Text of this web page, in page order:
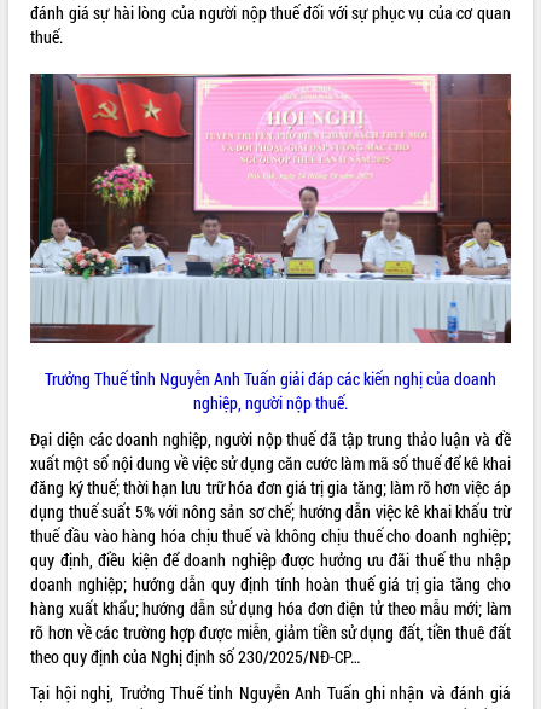
Hội thảo khoa học “Giải pháp thúc đẩy
Đắk Lắk”
Tăng cường giám sát, đôn đốc thực
hiện nhiệm vụ quản lý tài sản công
hàng tuần
Tháo gỡ những vướng mắc, đẩy mạnh
công tác cải cách thủ tục hành chính
tại Trung tâm Phục vụ hành chính
công tỉnh
Đắk Lắk: Tôn vinh 46 giải pháp tại Hội
thi Sáng tạo Kỹ thuật 2024 - 2025
Đắk Lắk rà soát, điều chỉnh Đề án 190
về phát triển nuôi trồng thủy sản
Phó Chủ tịch UBND tỉnh Đắk Lắk
Trương Công Thái kiểm tra thực địa
Dự án cao tốc Khánh Hòa - Buôn Ma
Thuột
Định vị cà phê Việt Nam như một “di
sản sống” trong dòng chảy toàn cầu
Xây dựng nông thôn mới: Nâng cao đời
sống người dân từ những mô hình thiết
thực
Quyết liệt tháo gỡ vướng mắc, đẩy
nhanh tiến độ các dự án trọng điểm
trong Khu kinh tế Nam Phú Yên
đánh giá sự hài lòng của người nộp thuế đối với sự phục vụ của cơ quan
thuế.
Trưởng Thuế tỉnh Nguyễn Anh Tuấn giải đáp các kiến nghị của doanh
nghiệp, người nộp thuế.
Đại diện các doanh nghiệp, người nộp thuế đã tập trung thảo luận và đề
xuất một số nội dung về việc sử dụng căn cước làm mã số thuế để kê khai
đăng ký thuế; thời hạn lưu trữ hóa đơn giá trị gia tăng; làm rõ hơn việc áp
dụng thuế suất 5% với nông sản sơ chế; hướng dẫn việc kê khai khấu trừ
thuế đầu vào hàng hóa chịu thuế và không chịu thuế cho doanh nghiệp;
quy định, điều kiện để doanh nghiệp được hưởng ưu đãi thuế thu nhập
doanh nghiệp; hướng dẫn quy định tính hoàn thuế giá trị gia tăng cho
hàng xuất khẩu; hướng dẫn sử dụng hóa đơn điện tử theo mẫu mới; làm
rõ hơn về các trường hợp được miễn, giảm tiền sử dụng đất, tiền thuê đất
theo quy định của Nghị định số 230/2025/NĐ-CP…
Tại hội nghị, Trưởng Thuế tỉnh Nguyễn Anh Tuấn ghi nhận và đánh giá